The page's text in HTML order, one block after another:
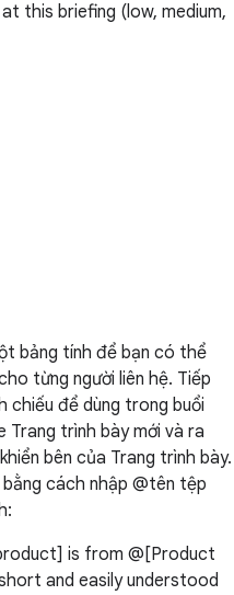
this briefing (low, medium,
bảng tính để bạn có thể
từng người liên hệ. Tiếp
chiếu để dùng trong buổi
trình bày mới và ra
bên của Trang trình bày.
cách nhập @tên tệp
is from @[Product
and easily understood